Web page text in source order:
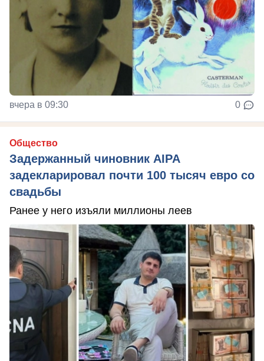
вчера в 09:30 0
Общество
Задержанный чиновник AIPA
задекларировал почти 100 тысяч евро со
свадьбы
Ранее у него изъяли миллионы леев